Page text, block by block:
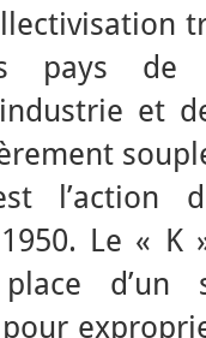
de
et
Le « K
d’un